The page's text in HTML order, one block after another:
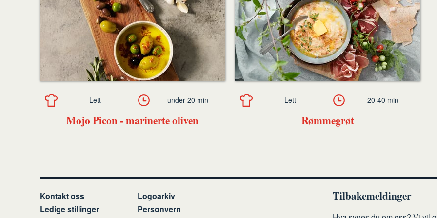
Mojo Picon - marinerte oliven
Lett under 20 min
Rømmegrøt
Lett 20-40 min
Kontakt oss
Ledige stillinger
Logoarkiv
Personvern
Tilbakemeldinger